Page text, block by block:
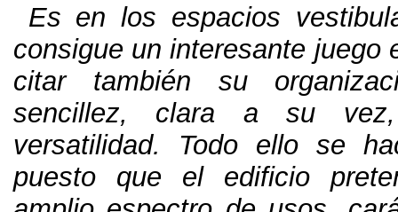
Es en los espacios
consigue un interesante juego
citar también su
sencillez, clara a su vez
versatilidad. Todo ello se
puesto que el edificio